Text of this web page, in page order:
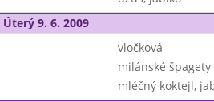
Úterý 9. 6. 2009
vločková
milánské špagety
mléčný koktejl,